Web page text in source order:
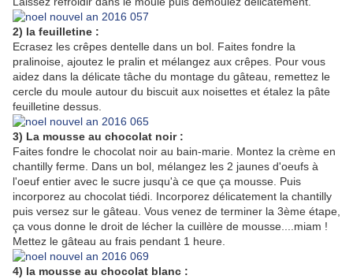
2) la feuilletine :
Ecrasez les crêpes dentelle dans un bol. Faites fondre la
pralinoise, ajoutez le pralin et mélangez aux crêpes. Pour vous
aidez dans la délicate tâche du montage du gâteau, remettez le
cercle du moule autour du biscuit aux noisettes et étalez la pâte
feuilletine dessus.
3) La mousse au chocolat noir :
Faites fondre le chocolat noir au bain-marie. Montez la crème en
chantilly ferme. Dans un bol, mélangez les 2 jaunes d'oeufs à
l'oeuf entier avec le sucre jusqu'à ce que ça mousse. Puis
incorporez au chocolat tiédi. Incorporez délicatement la chantilly
puis versez sur le gâteau. Vous venez de terminer la 3ème étape,
ça vous donne le droit de lécher la cuillère de mousse....miam !
Mettez le gâteau au frais pendant 1 heure.
4) la mousse au chocolat blanc :